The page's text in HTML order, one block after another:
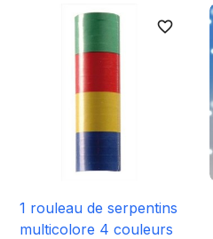
favorite_border
1 rouleau de serpentins
multicolore 4 couleurs